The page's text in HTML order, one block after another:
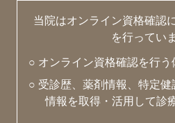
当院はオンライン資格確認
を行ってい
○ オンライン資格確認を行う
○ 受診歴、薬剤情報、特定
情報を取得・活用して診